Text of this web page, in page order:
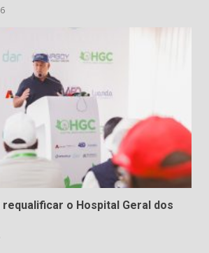
requalificar o Hospital Geral dos